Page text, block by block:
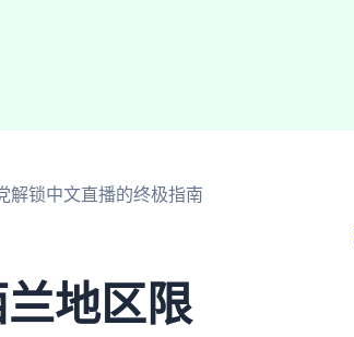
解锁中文直播的终极指南
地区限